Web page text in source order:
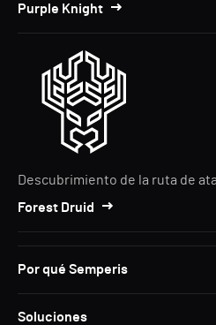
Purple Knight
Descubrimiento de la ruta de
Forest Druid
Por qué Semperis
Soluciones